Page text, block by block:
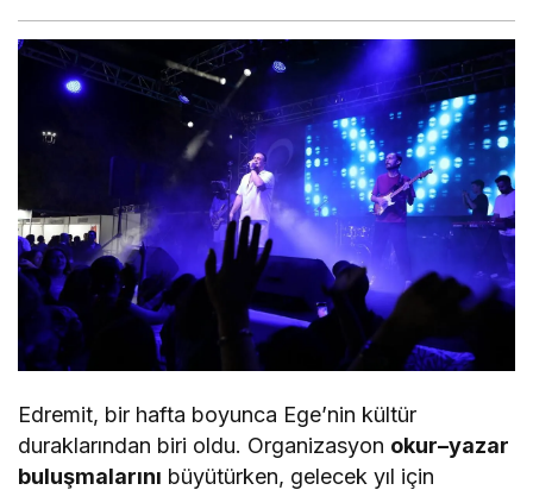
Edremit, bir hafta boyunca Ege’nin kültür
duraklarından biri oldu. Organizasyon okur–yazar
buluşmalarını büyütürken, gelecek yıl için